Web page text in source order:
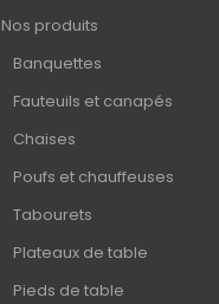
Nos produits
Banquettes
Fauteuils et canapés
Chaises
Poufs et chauffeuses
Tabourets
Plateaux de table
Pieds de table